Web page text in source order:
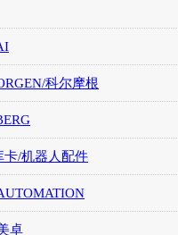
科尔摩根
/机器人配件
卓